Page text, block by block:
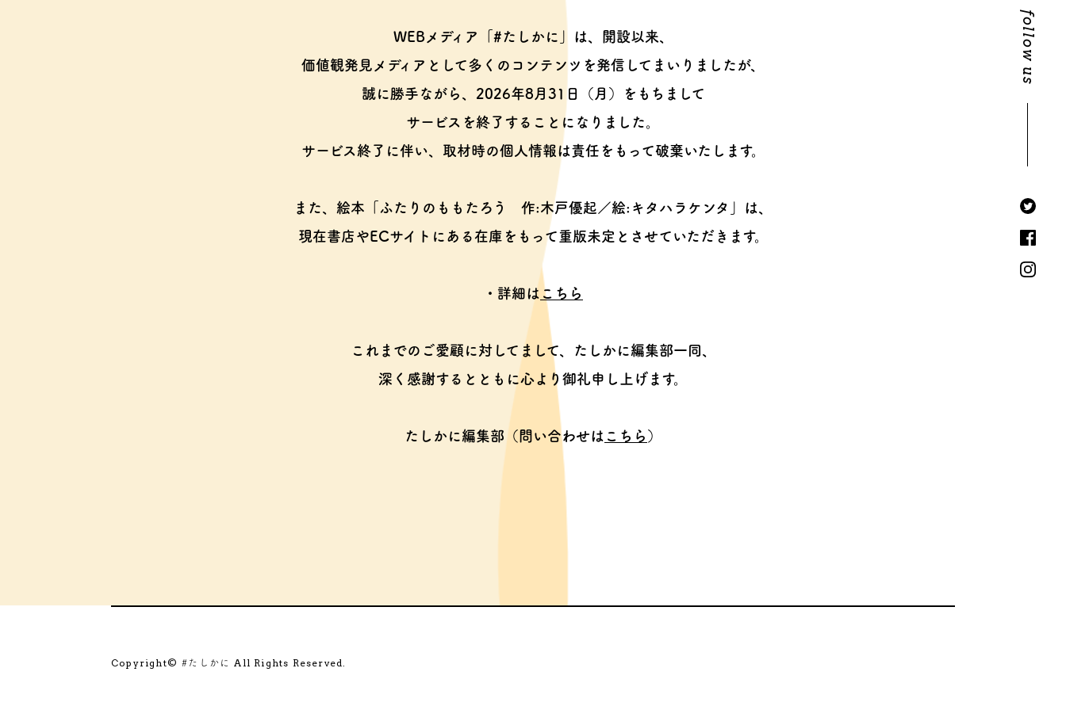
follow us
WEBメディア「#たしかに」は、開設以来、
価値観発見メディアとして多くのコンテンツを発信してまいりましたが、
誠に勝手ながら、2026年8月31日（月）をもちまして
サービスを終了することになりました。
サービス終了に伴い、取材時の個人情報は責任をもって破棄いたします。
また、絵本「ふたりのももたろう 作:木戸優起／絵:キタハラケンタ」は、
現在書店やECサイトにある在庫をもって重版未定とさせていただきます。
・詳細は こちら
これまでのご愛顧に対してまして、
たしかに編集部一同、
深く感謝するとともに心より御礼申し上げます。
たしかに編集部（問い合わせは こちら ）
Copyright© #たしかに All Rights Reserved.